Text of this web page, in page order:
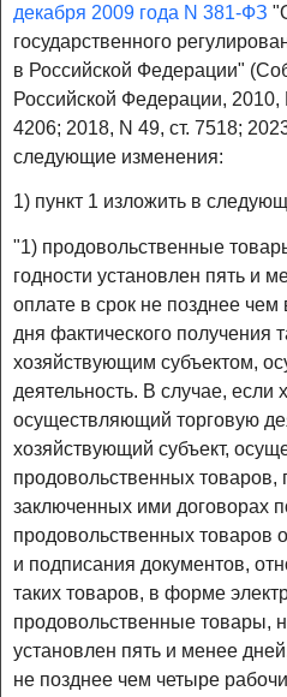
декабря 2009 года N 381-ФЗ
государственного
в Российской Федерации"
Российской Федерации, 2010,
4206; 2018, N 49, ст. 7518;
следующие изменения:
1) пункт 1 изложить в
"1) продовольственные
годности установлен пять и
оплате в срок не позднее
дня фактического получения
хозяйствующим субъектом,
деятельность. В случае, если
осуществляющий торговую
хозяйствующий субъект,
продовольственных товаров,
заключенных ими договорах
продовольственных товаров
и подписания документов,
таких товаров, в форме
продовольственные товары,
установлен пять и менее
не позднее чем четыре